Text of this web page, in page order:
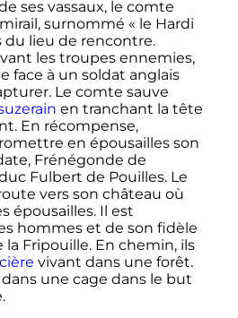
ses vassaux, le comte
surnommé « le Hardi
du lieu de rencontre.
les troupes ennemies,
face à un soldat anglais
Le comte sauve
en tranchant la tête
En récompense,
en épousailles son
Frénégonde de
Fulbert de Pouilles. Le
vers son château où
épousailles. Il est
hommes et de son fidèle
Fripouille. En chemin, ils
vivant dans une forêt.
une cage dans le but